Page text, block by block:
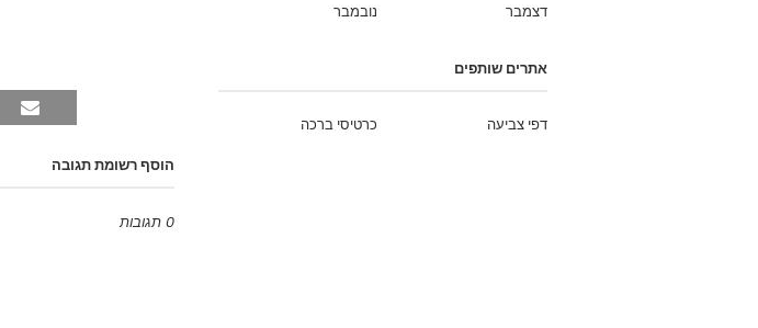
הוסף רשומת תגובה
0 תגובות
נובמבר
דצמבר
אתרים שותפים
כרטיסי ברכה דפי צביעה